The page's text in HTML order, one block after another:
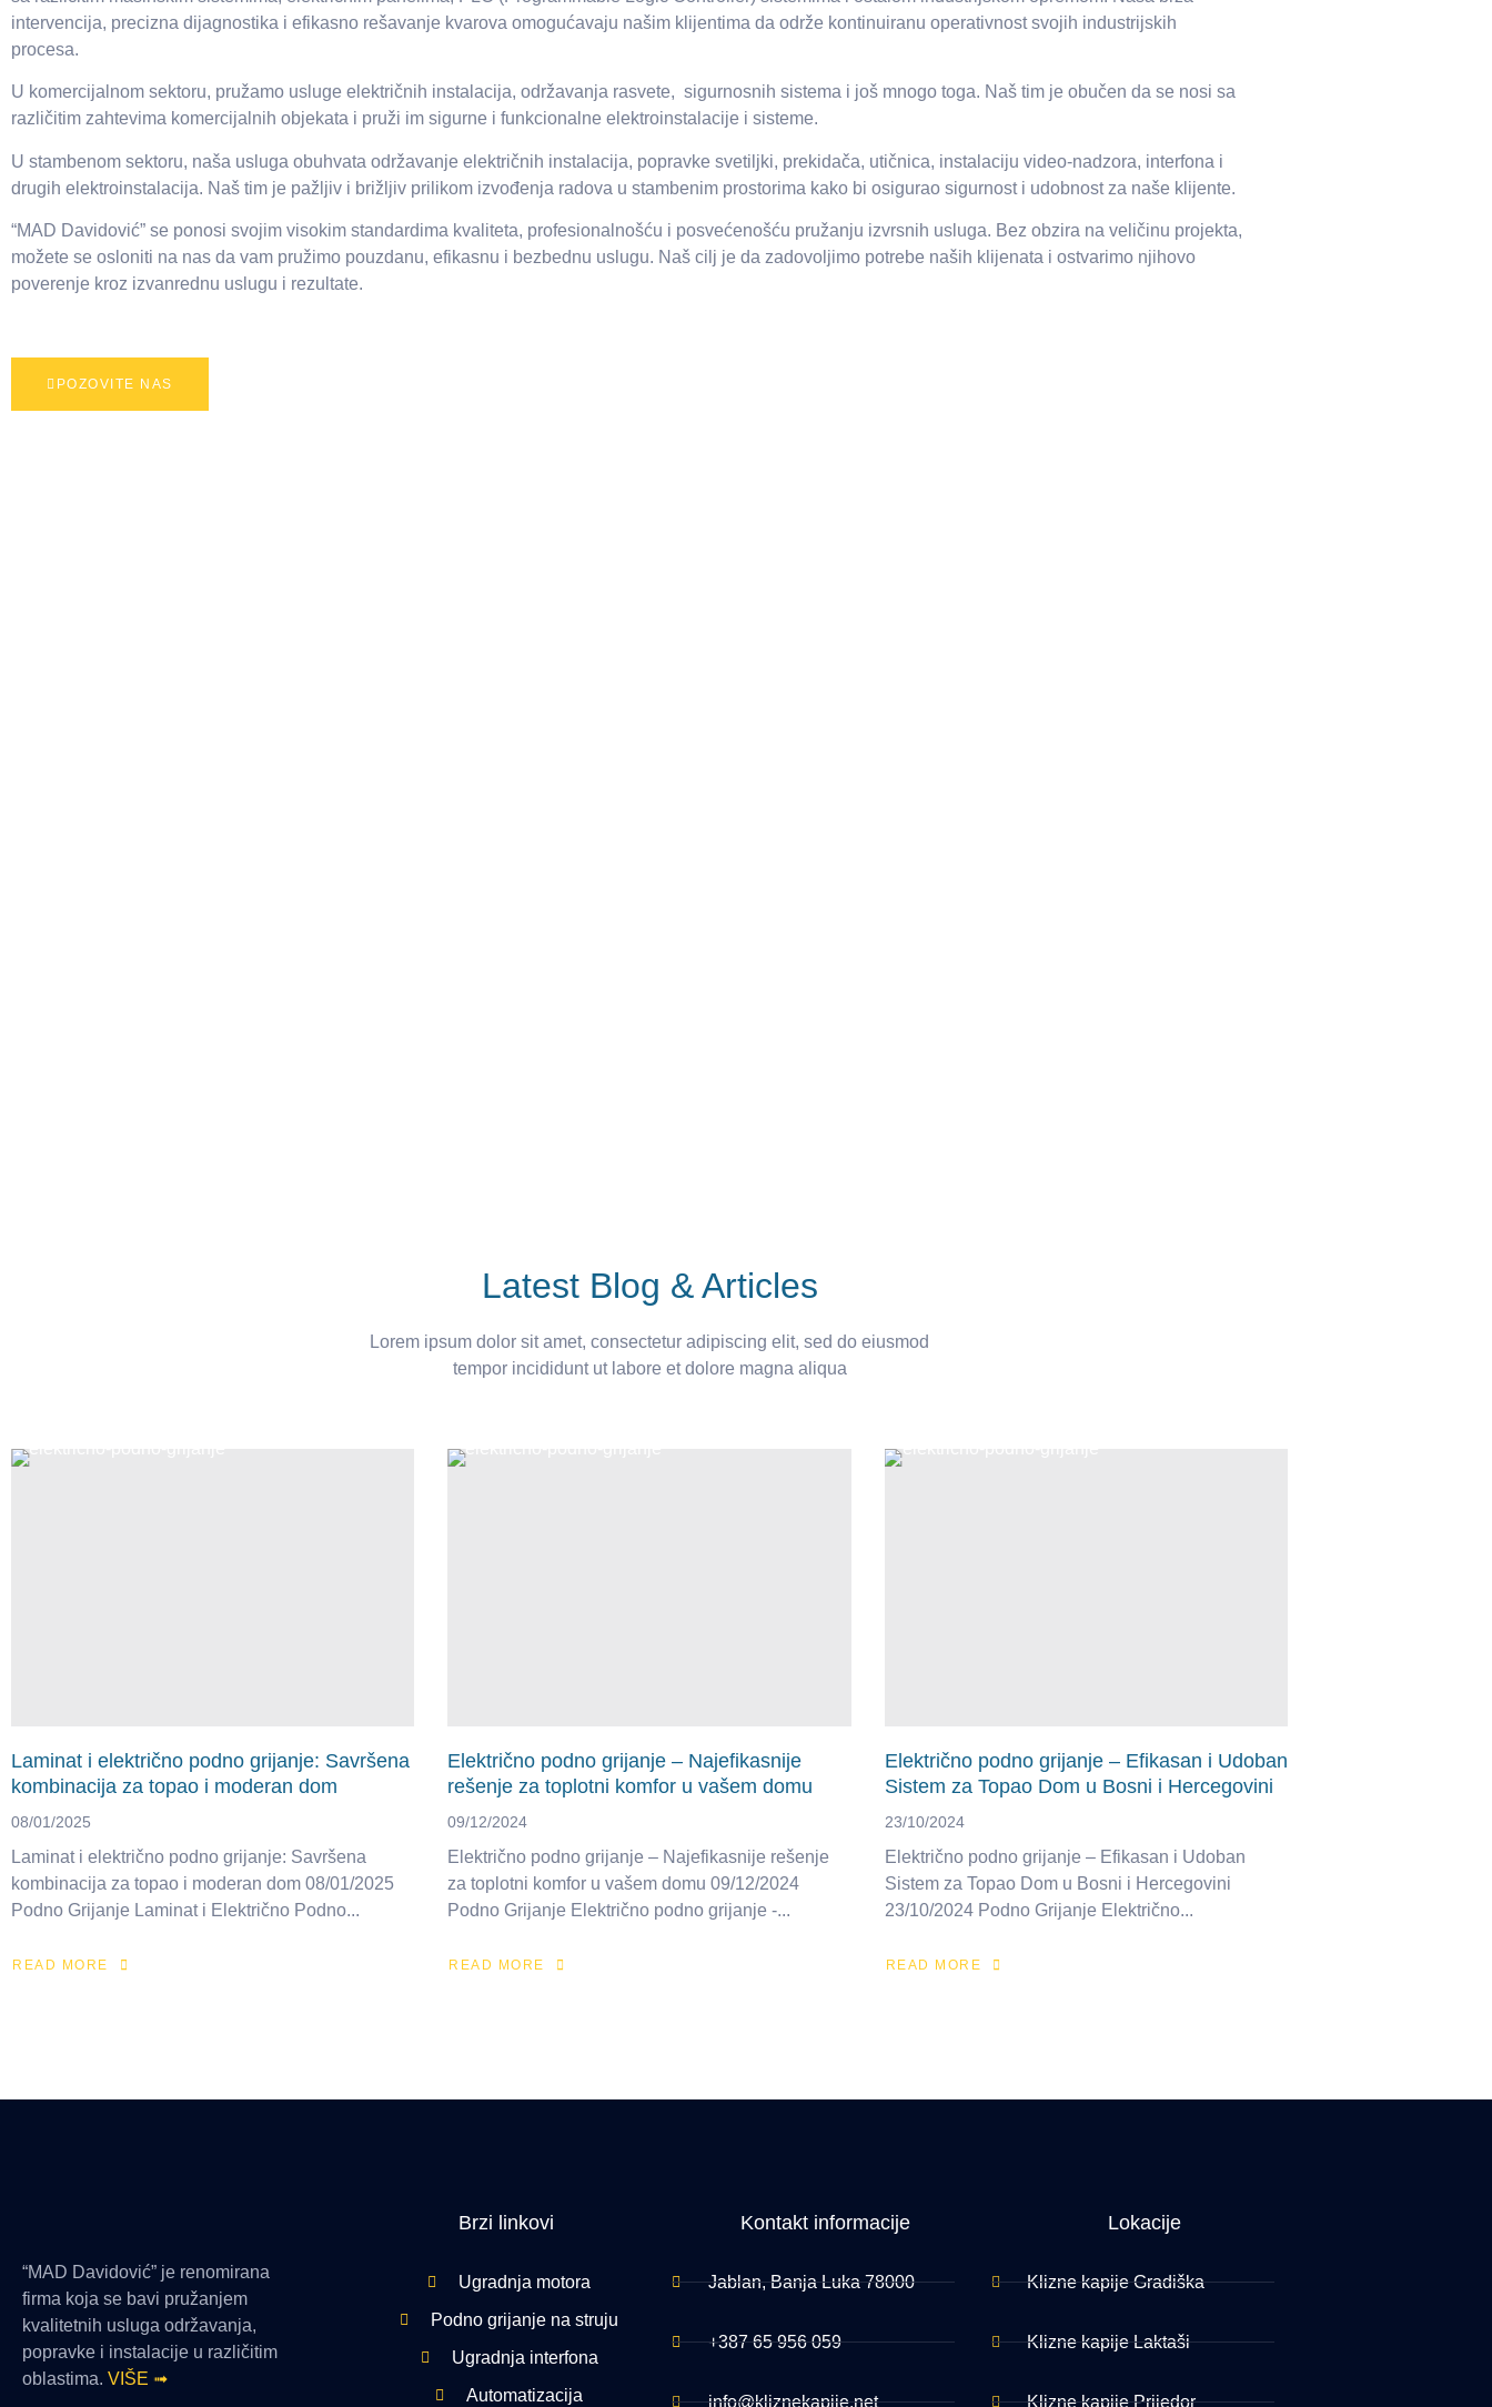
intervencija, precizna dijagnostika i efikasno rešavanje kvarova omogućavaju našim klijentima da održe kontinuiranu operativnost svojih industrijskih
procesa.
U komercijalnom sektoru, pružamo usluge električnih instalacija, održavanja rasvete, sigurnosnih sistema i još mnogo toga. Naš tim je obučen da se nosi sa
različitim zahtevima komercijalnih objekata i pruži im sigurne i funkcionalne elektroinstalacije i sisteme.
U stambenom sektoru, naša usluga obuhvata održavanje električnih instalacija, popravke svetiljki, prekidača, utičnica, instalaciju video-nadzora, interfona i
drugih elektroinstalacija. Naš tim je pažljiv i brižljiv prilikom izvođenja radova u stambenim prostorima kako bi osigurao sigurnost i udobnost za naše klijente.
“MAD Davidović” se ponosi svojim visokim standardima kvaliteta, profesionalnošću i posvećenošću pružanju izvrsnih usluga. Bez obzira na veličinu projekta,
možete se osloniti na nas da vam pružimo pouzdanu, efikasnu i bezbednu uslugu. Naš cilj je da zadovoljimo potrebe naših klijenata i ostvarimo njihovo
poverenje kroz izvanrednu uslugu i rezultate.
POZOVITE NAS
Latest Blog & Articles
Lorem ipsum dolor sit amet, consectetur adipiscing elit, sed do eiusmod
tempor incididunt ut labore et dolore magna aliqua
Laminat i električno podno grijanje: Savršena
kombinacija za topao i moderan dom
08/01/2025
Laminat i električno podno grijanje: Savršena
kombinacija za topao i moderan dom 08/01/2025
Podno Grijanje Laminat i Električno Podno...
READ MORE
Električno podno grijanje – Najefikasnije
rešenje za toplotni komfor u vašem domu
09/12/2024
Električno podno grijanje – Najefikasnije rešenje
za toplotni komfor u vašem domu 09/12/2024
Podno Grijanje Električno podno grijanje -...
READ MORE
Električno podno grijanje – Efikasan i Udoban
Sistem za Topao Dom u Bosni i Hercegovini
23/10/2024
Električno podno grijanje – Efikasan i Udoban
Sistem za Topao Dom u Bosni i Hercegovini
23/10/2024 Podno Grijanje Električno...
READ MORE
“MAD Davidović” je renomirana
firma koja se bavi pružanjem
kvalitetnih usluga održavanja,
popravke i instalacije u različitim
oblastima. VIŠE ➟
Brzi linkovi
Ugradnja motora
Podno grijanje na struju
Ugradnja interfona
Automatizacija
Kontakt informacije
Jablan, Banja Luka 78000
+387 65 956 059
info@kliznekapije.net
Lokacije
Klizne kapije Gradiška
Klizne kapije Laktaši
Klizne kapije Prijedor